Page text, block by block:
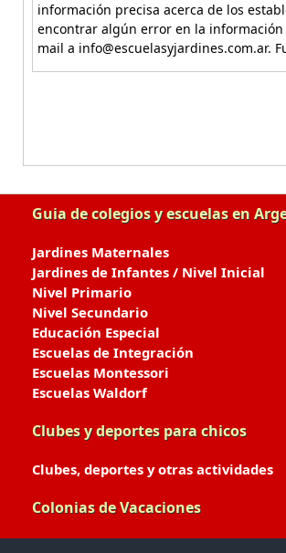
información precisa acerca de los
encontrar algún error en la
mail a info@escuelasyjardines.com.ar.
Guia de colegios y escuelas en
Jardines Maternales
Jardines de Infantes / Nivel Inicial
Nivel Primario
Nivel Secundario
Educación Especial
Escuelas de Integración
Escuelas Montessori
Escuelas Waldorf
Clubes y deportes para chicos
Clubes, deportes y otras actividades
Colonias de Vacaciones